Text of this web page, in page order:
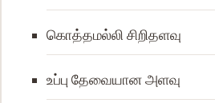
கொத்தமல்லி சிறிதளவு
உப்பு தேவையான அளவு